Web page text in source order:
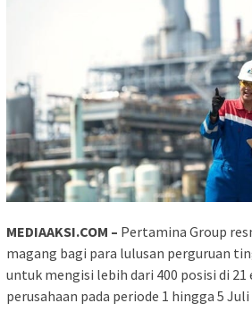
MEDIAAKSI.COM – Pertamina Group
magang bagi para lulusan perguruan
untuk mengisi lebih dari 400 posisi di
perusahaan pada periode 1 hingga 5 Juli